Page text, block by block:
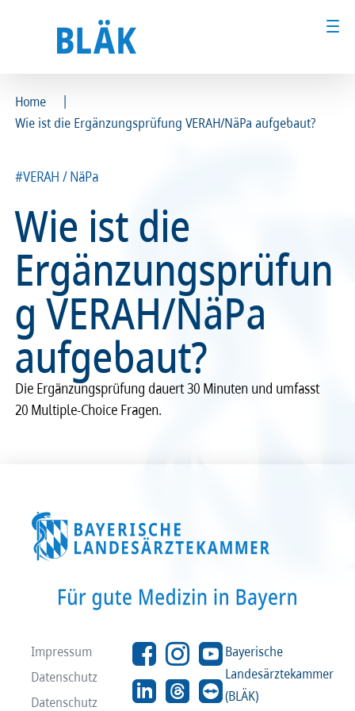
Ärztinnen und Ärzte
MFA & Fachpersonal
Patientinnen und Patienten
Kammer & Politik
Presse
Karriere
Recht
Ärztinnen und Ärzte
MFA & Fachpersonal
Patientinnen und Patienten
Kammer & Politik
Presse
Karriere
Recht
Home
|
Wie ist die Ergänzungsprüfung VERAH/NäPa aufgebaut?
#VERAH / NäPa
Wie ist die
Ergänzungsprüfun
g VERAH/NäPa
aufgebaut?
Die Ergän­zungs­prü­fung dauert 30 Minu­ten und umfasst
20 Multi­ple-Choice Fragen.
Impressum
Datenschutz
Datenschutz
Bayerische
Landesärztekammer
(BLÄK)